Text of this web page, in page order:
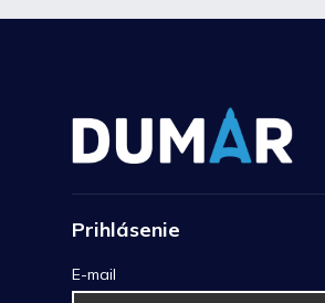
Prihlásenie
E-mail